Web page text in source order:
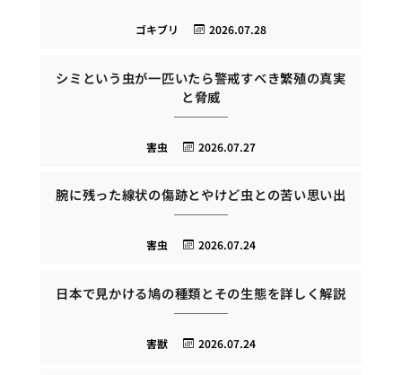
2026.07.28
ゴキブリ
シミという虫が一匹いたら警戒すべき繁殖の真実
と脅威
2026.07.27
害虫
腕に残った線状の傷跡とやけど虫との苦い思い出
2026.07.24
害虫
日本で見かける鳩の種類とその生態を詳しく解説
2026.07.24
害獣